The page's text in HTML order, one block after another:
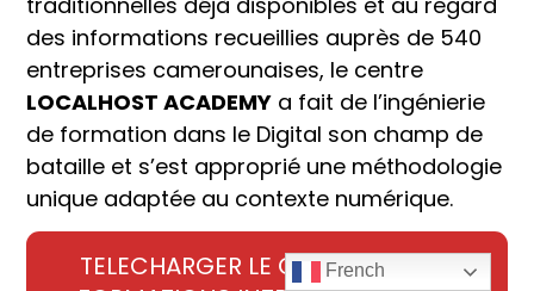
des informations recueillies auprès de 540
entreprises camerounaises, le centre
LOCALHOST ACADEMY a fait de l’ingénierie
de formation dans le Digital son champ de
bataille et s’est approprié une méthodologie
unique adaptée au contexte numérique.
TELECHARGER LE CATALOGUE DE
French